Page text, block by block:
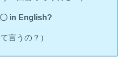
in English?
言うの？）